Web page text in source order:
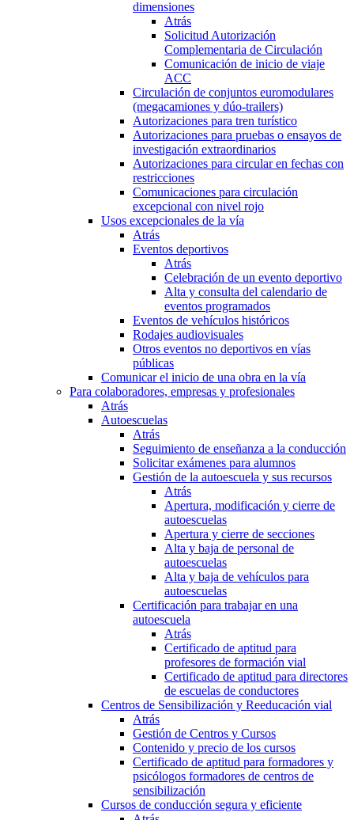
dimensiones
Atrás
Solicitud Autorización
Complementaria de Circulación
Comunicación de inicio de viaje
ACC
Circulación de conjuntos euromodulares
(megacamiones y dúo-trailers)
Autorizaciones para tren turístico
Autorizaciones para pruebas o ensayos de
investigación extraordinarios
Autorizaciones para circular en fechas con
restricciones
Comunicaciones para circulación
excepcional con nivel rojo
Usos excepcionales de la vía
Atrás
Eventos deportivos
Atrás
Celebración de un evento deportivo
Alta y consulta del calendario de
eventos programados
Eventos de vehículos históricos
Rodajes audiovisuales
Otros eventos no deportivos en vías
públicas
Comunicar el inicio de una obra en la vía
Para colaboradores, empresas y profesionales
Atrás
Autoescuelas
Atrás
Seguimiento de enseñanza a la conducción
Solicitar exámenes para alumnos
Gestión de la autoescuela y sus recursos
Atrás
Apertura, modificación y cierre de
autoescuelas
Apertura y cierre de secciones
Alta y baja de personal de
autoescuelas
Alta y baja de vehículos para
autoescuelas
Certificación para trabajar en una
autoescuela
Atrás
Certificado de aptitud para
profesores de formación vial
Certificado de aptitud para directores
de escuelas de conductores
Centros de Sensibilización y Reeducación vial
Atrás
Gestión de Centros y Cursos
Contenido y precio de los cursos
Certificado de aptitud para formadores y
psicólogos formadores de centros de
sensibilización
Cursos de conducción segura y eficiente